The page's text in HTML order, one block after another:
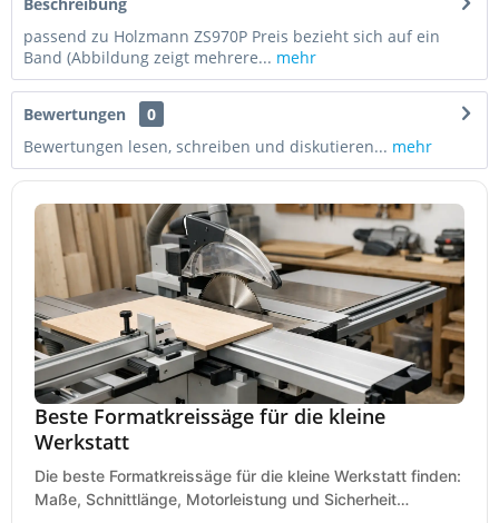
passend zu Holzmann ZS970P Preis bezieht sich auf ein
Band (Abbildung zeigt mehrere... mehr
Bewertungen
0
Bewertungen lesen, schreiben und diskutieren... mehr
Beste Formatkreissäge für die kleine
Werkstatt
Die beste Formatkreissäge für die kleine Werkstatt finden:
Maße, Schnittlänge, Motorleistung und Sicherheit